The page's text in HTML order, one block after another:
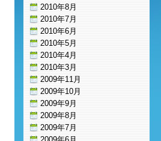
2010年8月
2010年7月
2010年6月
2010年5月
2010年4月
2010年3月
2009年11月
2009年10月
2009年9月
2009年8月
2009年7月